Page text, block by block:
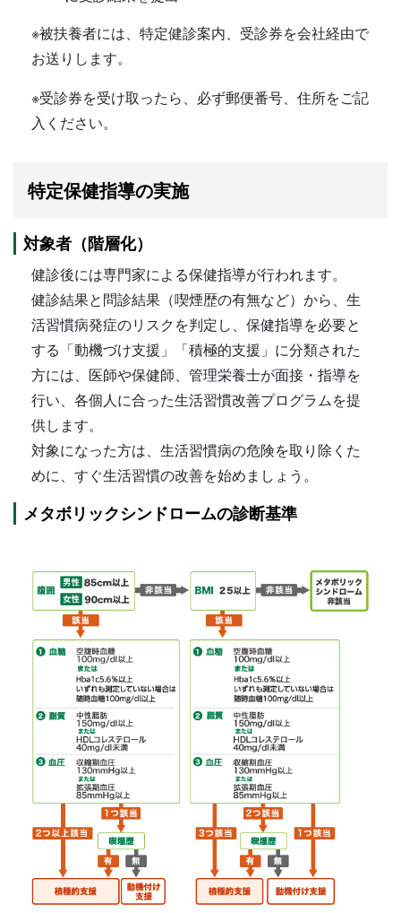
※被扶養者には、特定健診案内、受診券を会社経由で
お送りします。
※受診券を受け取ったら、必ず郵便番号、住所をご記
入ください。
特定保健指導の実施
対象者（階層化）
健診後には専門家による保健指導が行われます。
健診結果と問診結果（喫煙歴の有無など）から、生
活習慣病発症のリスクを判定し、保健指導を必要と
する「動機づけ支援」「積極的支援」に分類された
方には、医師や保健師、管理栄養士が面接・指導を
行い、各個人に合った生活習慣改善プログラムを提
供します。
対象になった方は、生活習慣病の危険を取り除くた
めに、すぐ生活習慣の改善を始めましょう。
メタボリックシンドロームの診断基準